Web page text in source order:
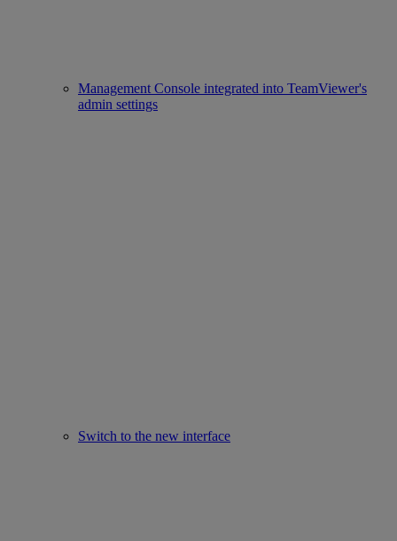
Management Console integrated into TeamViewer's
admin settings
Switch to the new interface